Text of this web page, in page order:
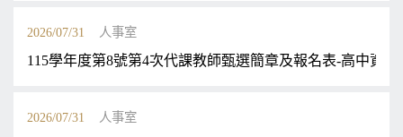
2026/07/31 人事室
115學年度第8號第4次代課教師甄選簡章及報名表-高中資訊
2026/07/31 人事室